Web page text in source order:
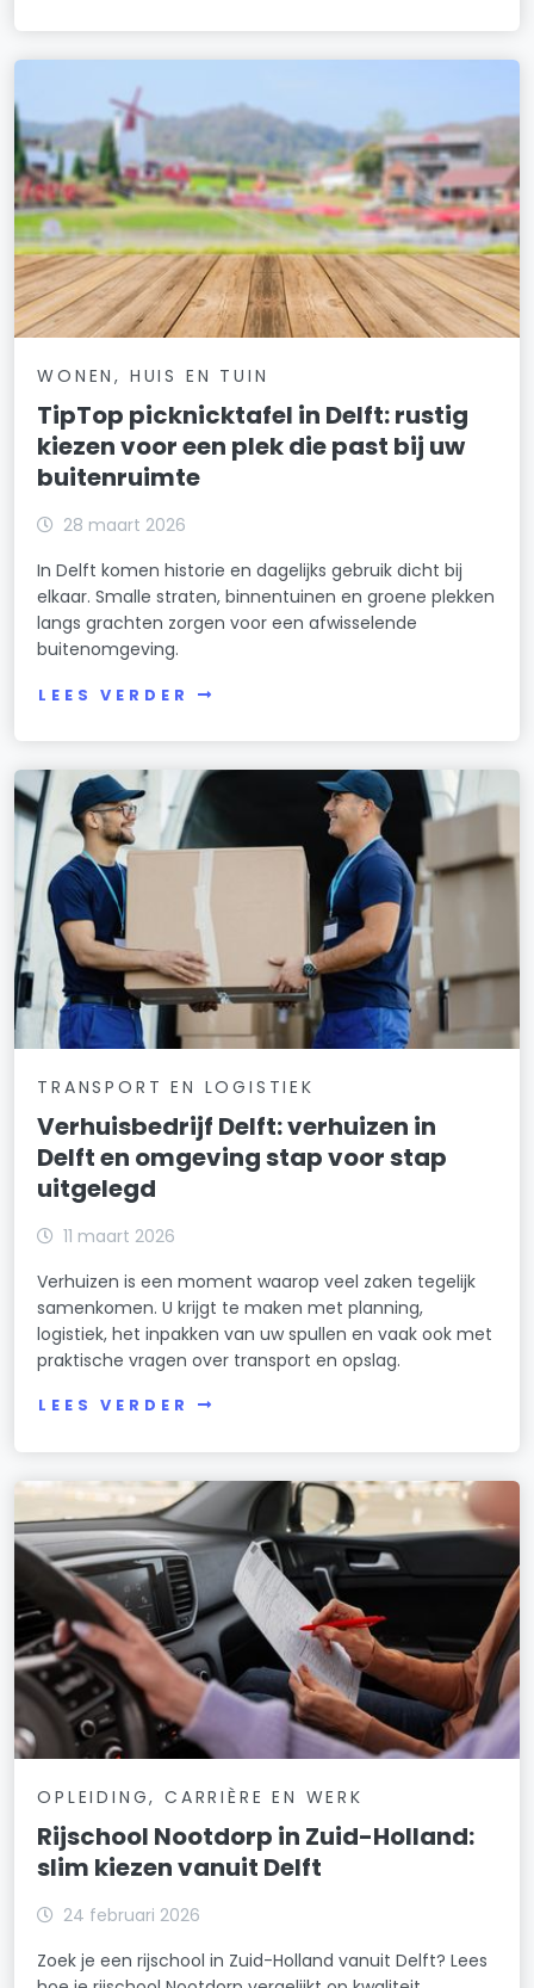
WONEN, HUIS EN TUIN
TipTop picknicktafel in Delft: rustig
kiezen voor een plek die past bij uw
buitenruimte
28 maart 2026
In Delft komen historie en dagelijks gebruik dicht bij
elkaar. Smalle straten, binnentuinen en groene plekken
langs grachten zorgen voor een afwisselende
buitenomgeving.
LEES VERDER
TRANSPORT EN LOGISTIEK
Verhuisbedrijf Delft: verhuizen in
Delft en omgeving stap voor stap
uitgelegd
11 maart 2026
Verhuizen is een moment waarop veel zaken tegelijk
samenkomen. U krijgt te maken met planning,
logistiek, het inpakken van uw spullen en vaak ook met
praktische vragen over transport en opslag.
LEES VERDER
OPLEIDING, CARRIÈRE EN WERK
Rijschool Nootdorp in Zuid-Holland:
slim kiezen vanuit Delft
24 februari 2026
Zoek je een rijschool in Zuid-Holland vanuit Delft? Lees